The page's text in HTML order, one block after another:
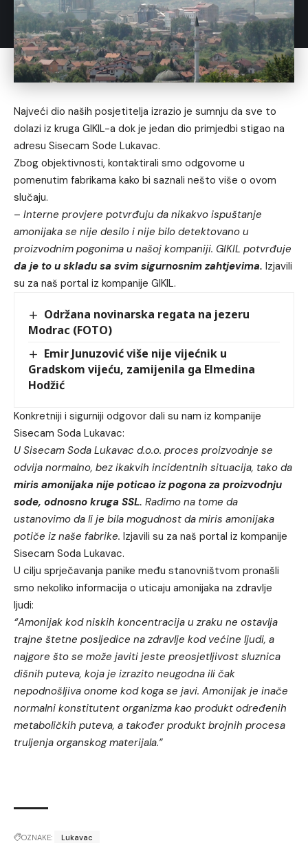
Najveći dio naših posjetitelja izrazio je sumnju da sve to
dolazi iz kruga GIKIL-a dok je jedan dio primjedbi stigao na
adresu Sisecam Sode Lukavac.
Zbog objektivnosti, kontaktirali smo odgovorne u
pomenutim fabrikama kako bi saznali nešto više o ovom
slučaju.
– Interne provjere potvrđuju da nikakvo ispuštanje
amonijaka se nije desilo i nije bilo detektovano u
proizvodnim pogonima u našoj kompaniji. GIKIL potvrđuje
da je to u skladu sa svim sigurnosnim zahtjevima. Izjavili
su za naš portal iz kompanije GIKIL.
Održana novinarska regata na jezeru
Modrac (FOTO)
Emir Junuzović više nije vijećnik u
Gradskom vijeću, zamijenila ga Elmedina
Hodžić
Konkretniji i sigurniji odgovor dali su nam iz kompanije
Sisecam Soda Lukavac:
U Sisecam Soda Lukavac d.o.o. proces proizvodnje se
odvija normalno, bez ikakvih incidentnih situacija, tako da
miris amonijaka nije poticao iz pogona za proizvodnju
sode, odnosno kruga SSL. Radimo na tome da
ustanovimo da li je bila mogudnost da miris amonijaka
potiče iz naše fabrike. Izjavili su za naš portal iz kompanije
Sisecam Soda Lukavac.
U cilju sprječavanja panike među stanovništvom pronašli
smo nekoliko informacija o uticaju amonijaka na zdravlje
ljudi:
“Amonijak kod niskih koncentracija u zraku ne ostavlja
trajne štetne posljedice na zdravlje kod većine ljudi, a
najgore što se može javiti jeste preosjetljivost sluznica
dišnih puteva, koja je izrazito neugodna ili čak
nepodnošljiva onome kod koga se javi. Amonijak je inače
normalni konstitutent organizma kao produkt određenih
metaboličkih puteva, a također produkt brojnih procesa
truljenja organskog materijala.”
OZNAKE: Lukavac